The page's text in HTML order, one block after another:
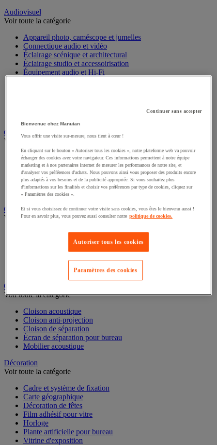
Audiovisuel
Voir toute la catégorie
Appareil photo, caméscope et jumelles
Connectique audio et vidéo
Éclairage scénique et architectural
Éclairage studio et accessoirisation
Équipement audio et Hi-Fi
Chauffage, climatisation et traitement de l'air
Voir toute la catégorie
Chauffage
Climatiseur
Rafraîchisseur d'air
Traitement de l'air
Ventilateur
Classement et archivage
Voir toute la catégorie
Accessoires de classement pour le bureau
Boîte et caisse d'archives
Chemise et trieur
Classeur, intercalaire et pochette
Dossier suspendu
Cloison et mobilier acoustique
Voir toute la catégorie
Cloison acoustique
Cloison anti-projection
Cloison de séparation
Écran de séparation pour bureau
Mobilier acoustique
Décoration
Voir toute la catégorie
Cadre et système de fixation
Carte géographique
Décoration de fêtes
Film adhésif pour vitre
Horloge
Plante artificielle pour bureau
Vitrine d'exposition
Continuer sans accepter
Bienvenue chez Manutan
Vous offrir une visite sur-mesure, nous tient à cœur !
En cliquant sur le bouton « Autoriser tous les cookies », notre plateforme web va pouvoir
échanger des cookies avec votre navigateur. Ces informations permettent à notre équipe
marketing et à nos partenaires internet de mesurer les performances de notre site, et
d'analyser vos préférences d'achats. Nous pouvons ainsi vous proposer des produits encore
plus adaptés à vos besoins et de la publicité appropriée. Si vous souhaitez plus
d'informations sur les finalités et choisir vos préférences par type de cookies, cliquez sur
« Paramètres des cookies ».
Et si vous choisissez de continuer votre visite sans cookies, vous êtes le bienvenu aussi !
Pour en savoir plus, vous pouvez aussi consulter notre politique de cookies.
Autoriser tous les cookies
Paramètres des cookies